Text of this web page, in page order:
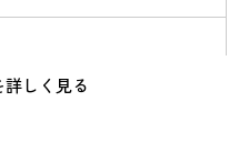
しく見る